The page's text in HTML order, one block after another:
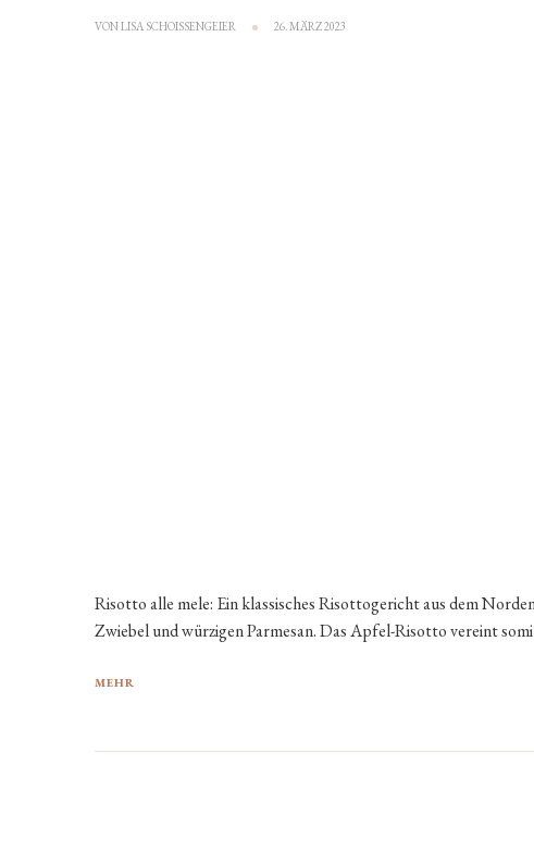
VONLISA SCHOISSENGEIER 26. MÄRZ 2023
Risotto alle mele: Ein klassisches Risottogericht aus dem
Zwiebel und würzigen Parmesan. Das Apfel-Risotto vereint
MEHR